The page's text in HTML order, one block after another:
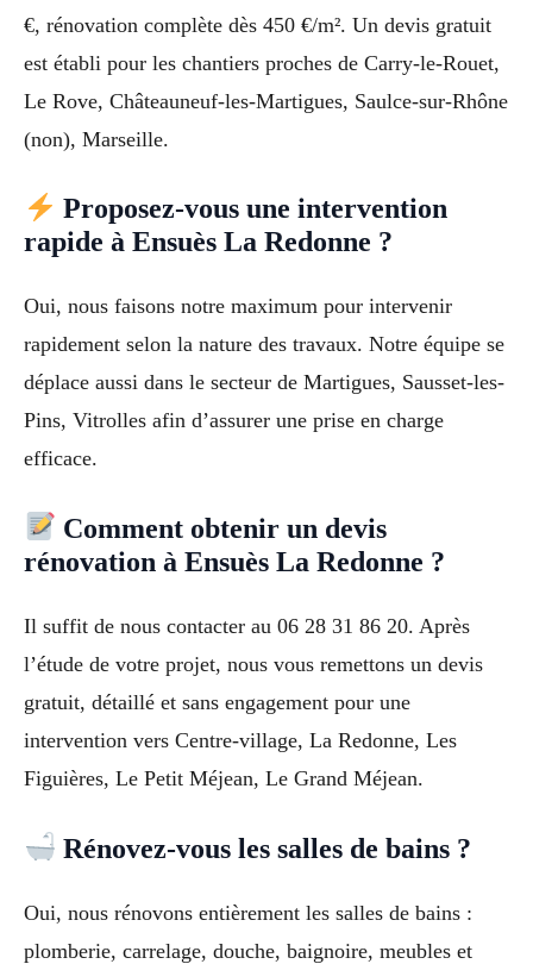
€, rénovation complète dès 450 €/m². Un devis gratuit
est établi pour les chantiers proches de Carry-le-Rouet,
Le Rove, Châteauneuf-les-Martigues, Saulce-sur-Rhône
(non), Marseille.
Proposez-vous une intervention
rapide à Ensuès La Redonne ?
Oui, nous faisons notre maximum pour intervenir
rapidement selon la nature des travaux. Notre équipe se
déplace aussi dans le secteur de Martigues, Sausset-les-
Pins, Vitrolles afin d’assurer une prise en charge
efficace.
Comment obtenir un devis
rénovation à Ensuès La Redonne ?
Il suffit de nous contacter au 06 28 31 86 20. Après
l’étude de votre projet, nous vous remettons un devis
gratuit, détaillé et sans engagement pour une
intervention vers Centre-village, La Redonne, Les
Figuières, Le Petit Méjean, Le Grand Méjean.
Rénovez-vous les salles de bains ?
Oui, nous rénovons entièrement les salles de bains :
plomberie, carrelage, douche, baignoire, meubles et